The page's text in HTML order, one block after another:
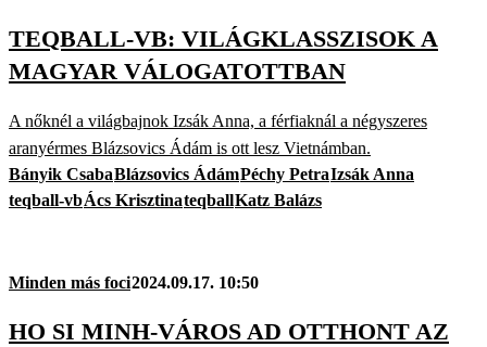
TEQBALL-VB: VILÁGKLASSZISOK A
MAGYAR VÁLOGATOTTBAN
A nőknél a világbajnok Izsák Anna, a férfiaknál a négyszeres
aranyérmes Blázsovics Ádám is ott lesz Vietnámban.
Bányik CsabaBlázsovics ÁdámPéchy PetraIzsák Anna
teqball-vbÁcs KrisztinateqballKatz Balázs
Minden más foci2024.09.17. 10:50
HO SI MINH-VÁROS AD OTTHONT AZ